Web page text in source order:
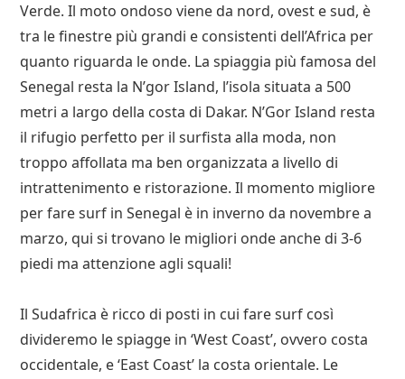
Verde. Il moto ondoso viene da nord, ovest e sud, è
tra le finestre più grandi e consistenti dell’Africa per
quanto riguarda le onde. La spiaggia più famosa del
Senegal resta la N’gor Island, l’isola situata a 500
metri a largo della costa di Dakar. N’Gor Island resta
il rifugio perfetto per il surfista alla moda, non
troppo affollata ma ben organizzata a livello di
intrattenimento e ristorazione. Il momento migliore
per fare surf in Senegal è in inverno da novembre a
marzo, qui si trovano le migliori onde anche di 3-6
piedi ma attenzione agli squali!
Il Sudafrica è ricco di posti in cui fare surf così
divideremo le spiagge in ‘West Coast’, ovvero costa
occidentale, e ‘East Coast’ la costa orientale. Le